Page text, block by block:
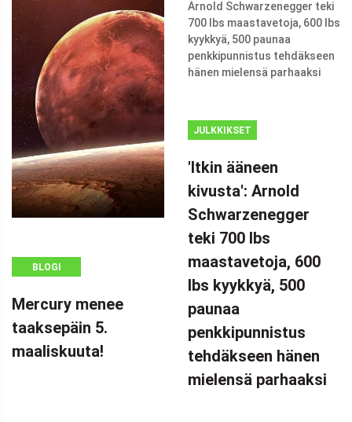
BLOGI
Mercury menee
taaksepäin 5.
maaliskuuta!
JULKKIKSET
(ADSBYGOOGLE
=
WINDOW.ADSBYGOOGLE
|| []).PUSH({});
ARNOLD
SCHWARZENEGGER
TEKI 700 LBS
MAASTAVETOJA
'Itkin ääneen
kivusta': Arnold
Schwarzenegger
teki 700 lbs
maastavetoja, 600
lbs kyykkyä, 500
paunaa
penkkipunnistus
tehdäkseen hänen
mielensä parhaaksi